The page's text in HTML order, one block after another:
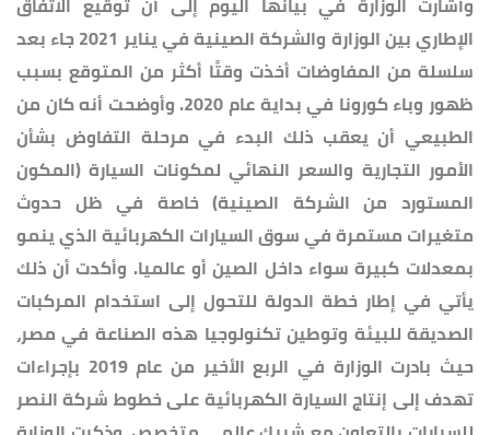
الإطاري بين الوزارة والشركة الصينية في يناير 2021 جاء بعد
سلسلة من المفاوضات أخذت وقتًا أكثر من المتوقع بسبب
ظهور وباء كورونا في بداية عام 2020. وأوضحت أنه كان من
الطبيعي أن يعقب ذلك البدء في مرحلة التفاوض بشأن
الأمور التجارية والسعر النهائي لمكونات السيارة (المكون
المستورد من الشركة الصينية) خاصة في ظل حدوث
متغيرات مستمرة في سوق السيارات الكهربائية الذي ينمو
بمعدلات كبيرة سواء داخل الصين أو عالميا. وأكدت أن ذلك
يأتي في إطار خطة الدولة للتحول إلى استخدام المركبات
الصديقة للبيئة وتوطين تكنولوجيا هذه الصناعة في مصر،
حيث بادرت الوزارة في الربع الأخير من عام 2019 بإجراءات
تهدف إلى إنتاج السيارة الكهربائية على خطوط شركة النصر